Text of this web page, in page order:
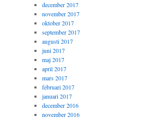
december 2017
november 2017
oktober 2017
september 2017
augusti 2017
juni 2017
maj 2017
april 2017
mars 2017
februari 2017
januari 2017
december 2016
november 2016